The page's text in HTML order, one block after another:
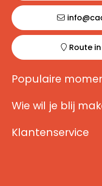
Route
Populaire
Wie wil je blij
Klantenservice